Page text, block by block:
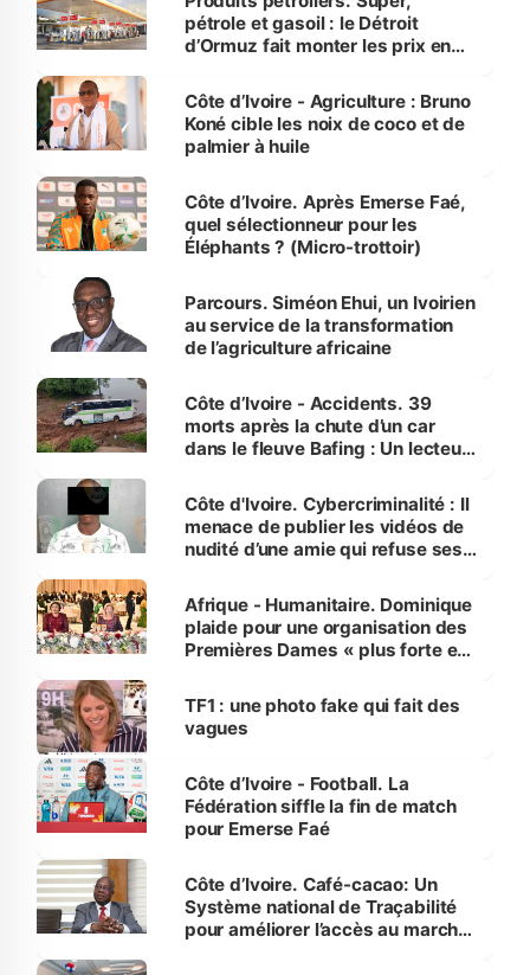
pétrole et gasoil : le Détroit
d’Ormuz fait monter les prix en
Côte d’Ivoire - Agriculture : Bruno
Koné cible les noix de coco et de
palmier à huile
Côte d’Ivoire. Après Emerse Faé,
quel sélectionneur pour les
Éléphants ? (Micro-trottoir)
Parcours. Siméon Ehui, un Ivoirien
au service de la transformation
de l’agriculture africaine
Côte d’Ivoire - Accidents. 39
morts après la chute d’un car
dans le fleuve Bafing : Un lecteur
des Transports
Côte d'Ivoire. Cybercriminalité : Il
menace de publier les vidéos de
nudité d’une amie qui refuse ses
Afrique - Humanitaire. Dominique
plaide pour une organisation des
Premières Dames « plus forte et
sur la scène internationale »
TF1 : une photo fake qui fait des
vagues
Côte d’Ivoire - Football. La
Fédération siffle la fin de match
pour Emerse Faé
Côte d’Ivoire. Café-cacao: Un
Système national de Traçabilité
pour améliorer l’accès au marché